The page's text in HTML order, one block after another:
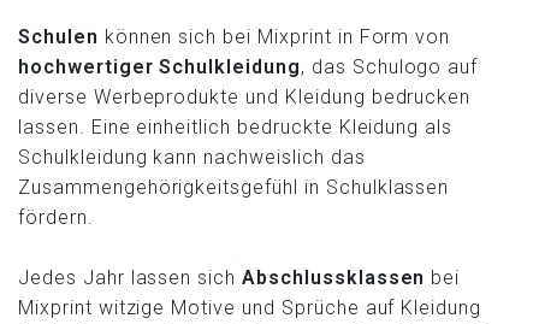
Schulen können sich bei Mixprint in Form von
hochwertiger Schulkleidung, das Schulogo auf
diverse Werbeprodukte und Kleidung bedrucken
lassen. Eine einheitlich bedruckte Kleidung als
Schulkleidung kann nachweislich das
Zusammengehörigkeitsgefühl in Schulklassen
fördern.
Jedes Jahr lassen sichAbschlussklassen bei
Mixprint witzige Motive und Sprüche auf Kleidung